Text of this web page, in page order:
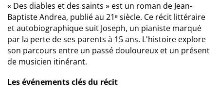
« Des diables et des saints » est un roman de Jean-
Baptiste Andrea, publié au 21ᵉ siècle. Ce récit littéraire
et autobiographique suit Joseph, un pianiste marqué
par la perte de ses parents à 15 ans. L'histoire explore
son parcours entre un passé douloureux et un présent
de musicien itinérant.
Les événements clés du récit